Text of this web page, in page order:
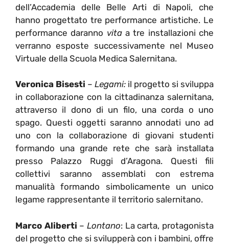
dell’Accademia delle Belle Arti di Napoli, che
hanno progettato tre performance artistiche. Le
performance daranno vitaa tre installazioni che
verranno esposte successivamente nel Museo
Virtuale della Scuola Medica Salernitana.
Veronica Bisesti – Legami: il progetto si sviluppa
in collaborazione con la cittadinanza salernitana,
attraverso il dono di un filo, una corda o uno
spago. Questi oggetti saranno annodati uno ad
uno con la collaborazione di giovani studenti
formando una grande rete che sarà installata
presso Palazzo Ruggi d’Aragona. Questi fili
collettivi saranno assemblati con estrema
manualità formando simbolicamente un unico
legame rappresentante il territorio salernitano.
Marco Aliberti –Lontano: La carta, protagonista
del progetto che si svilupperà con i bambini, offre